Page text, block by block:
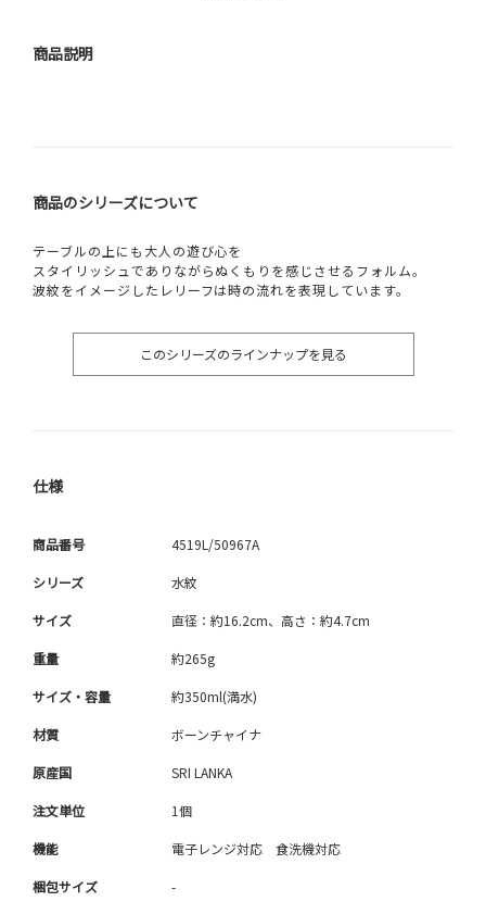
商品説明
商品のシリーズについて
テーブルの上にも大人の遊び心を
スタイリッシュでありながらぬくもりを感じさせるフォルム。
波紋をイメージしたレリーフは時の流れを表現しています。
このシリーズのラインナップを見る
仕様
商品番号 4519L/50967A
シリーズ 水紋
サイズ 直径：約16.2cm、高さ：約4.7cm
重量 約265g
サイズ・容量 約350ml(満水)
材質 ボーンチャイナ
原産国 SRI LANKA
注文単位 1個
機能 電子レンジ対応 食洗機対応
梱包サイズ -